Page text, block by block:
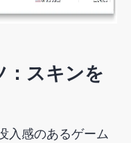
：スキンを
入感のあるゲーム